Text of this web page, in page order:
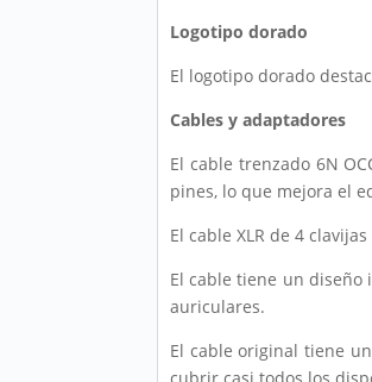
Logotipo dorado
El logotipo dorado
Cables y adaptadores
El cable trenzado 6N
pines, lo que mejora el
El cable XLR de 4
El cable tiene un diseño
auriculares.
El cable original tiene
cubrir casi todos los